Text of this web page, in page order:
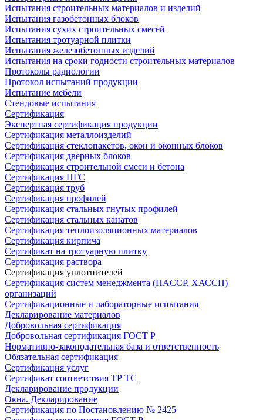
Испытания строительных материалов и изделий
Испытания газобетонных блоков
Испытания сухих строительных смесей
Испытания тротуарной плитки
Испытания железобетонных изделий
Испытания на сроки годности строительных материалов
Протоколы радиологии
Протокол испытаний продукции
Испытание мебели
Стендовые испытания
Сертификация
Экспертная сертификация продукции
Сертификация металлоизделий
Сертификация стеклопакетов, окон и оконных блоков
Сертификация дверных блоков
Сертификация строительной смеси и бетона
Сертификация ПГС
Сертификация труб
Сертификация профилей
Сертификация стальных гнутых профилей
Сертификация стальных канатов
Сертификация теплоизоляционных материалов
Сертификация кирпича
Сертификат на тротуарную плитку
Сертификация раствора
Сертификация уплотнителей
Сертификация систем менеджмента (HACCP, ХАССП)
организаций
Сертификационные и лабораторные испытания
Декларирование материалов
Добровольная сертификация
Добровольная сертификация ГОСТ Р
Нормативно-законодательная база и ответственность
Обязательная сертификация
Сертификация услуг
Сертификат соответствия ТР ТС
Декларирование продукции
Окна. Декларирование
Сертификация по Постановлению № 2425